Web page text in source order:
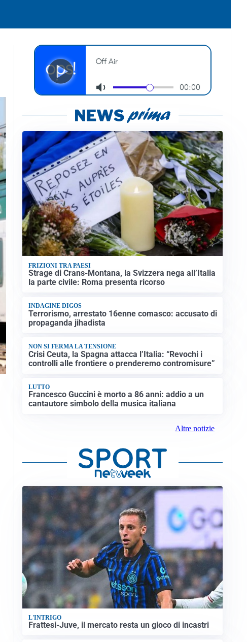
FRIZIONI TRA PAESI
Strage di Crans-Montana, la Svizzera nega all’Italia
la parte civile: Roma presenta ricorso
INDAGINE DIGOS
Terrorismo, arrestato 16enne comasco: accusato di
propaganda jihadista
NON SI FERMA LA TENSIONE
Crisi Ceuta, la Spagna attacca l’Italia: “Revochi i
controlli alle frontiere o prenderemo contromisure”
LUTTO
Francesco Guccini è morto a 86 anni: addio a un
cantautore simbolo della musica italiana
Altre notizie
L'INTRIGO
Frattesi-Juve, il mercato resta un gioco di incastri